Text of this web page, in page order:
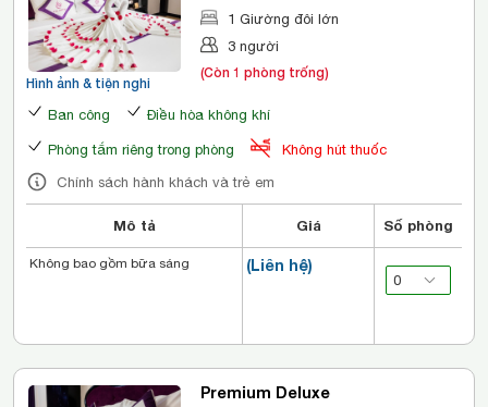
Hình ảnh & tiện nghi
1 Giường đôi lớn
3 người
(Còn 1 phòng trống)
Ban công Điều hòa không khí
Phòng tắm riêng trong phòng
Không hút thuốc
Chính sách hành khách và trẻ em
Mô tả Giá Số phòng
(Liên hệ)
Không bao gồm bữa sáng
Premium Deluxe